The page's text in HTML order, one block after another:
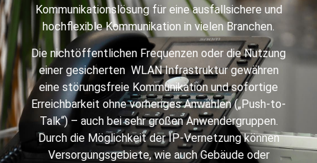
Kommunikationslösung für eine ausfallsichere und
hochflexible Kommunikation in vielen Branchen.
Die nichtöffentlichen Frequenzen oder die Nutzung
einer gesicherten WLAN Infrastruktur gewähren
eine störungsfreie Kommunikation und sofortige
Erreichbarkeit ohne vorheriges Anwählen („Push-to-
Talk“) – auch bei sehr großen Anwendergruppen.
Durch die Möglichkeit der IP-Vernetzung können
Versorgungsgebiete, wie auch Gebäude oder